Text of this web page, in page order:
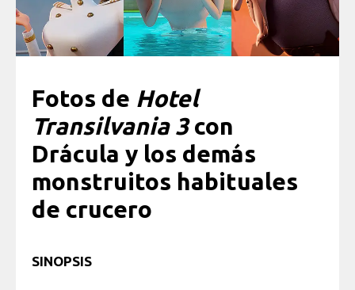
Fotos de Hotel
Transilvania 3con
Drácula y los demás
monstruitos habituales
de crucero
SINOPSIS